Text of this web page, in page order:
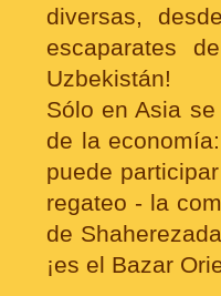
diversas,
escaparates
Uzbekistán!
Sólo en Asia
de la
puede
regateo - la
de
¡es el Bazar